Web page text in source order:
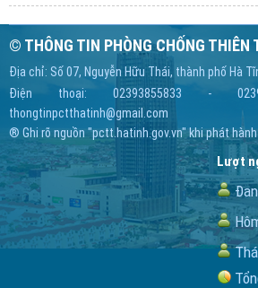
© THÔNG TIN PHÒNG CHỐNG THIÊN
Địa chỉ: Số 07, Nguyễn Hữu Thái, thành phố Hà
Điện thoại: 02393855833 -
thongtinpctthatinh@gmail.com
® Ghi rõ nguồn "pctt.hatinh.gov.vn" khi phát
Lượt